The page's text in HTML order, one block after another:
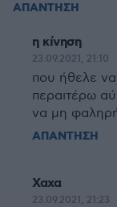
ΑΠΑΝΤΗΣΗ
η κίνηση
23.09.2021, 21:10
που ήθελε να
περαιτέρω
να μη
ΑΠΑΝΤΗΣΗ
Χαχα
23.09.2021, 21:23